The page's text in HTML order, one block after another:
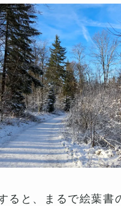
ると、まるで絵葉書